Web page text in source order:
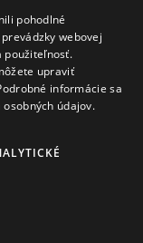
VYHRADENÉ.
pohodlné
webovej
použiteľnosť.
upraviť
informácie sa
údajov.